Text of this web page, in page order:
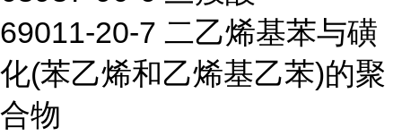
69011-20-7 二乙烯基苯与磺
化(苯乙烯和乙烯基乙苯)的聚
合物